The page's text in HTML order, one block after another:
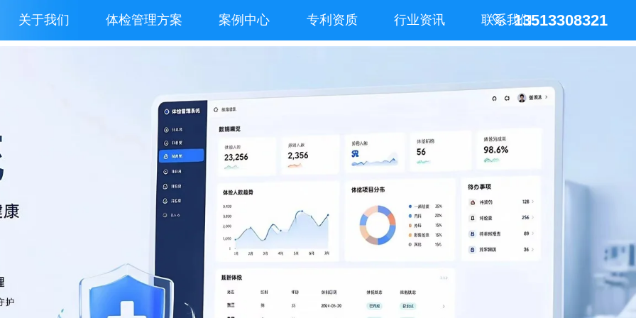
关于我们 体检管理方案 案例中心 专利资质 行业资讯 联系我们13513308321